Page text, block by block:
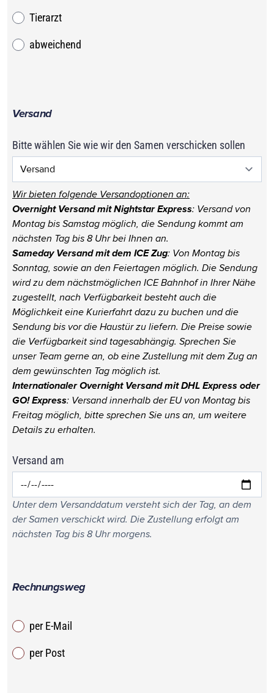
Tierarzt
abweichend
Versand
Bitte wählen Sie wie wir den Samen verschicken sollen
Wir bieten folgende Versandoptionen an:
Overnight Versand mit Nightstar Express: Versand von
Montag bis Samstag möglich, die Sendung kommt am
nächsten Tag bis 8 Uhr bei Ihnen an.
Sameday Versand mit dem ICE Zug: Von Montag bis
Sonntag, sowie an den Feiertagen möglich. Die Sendung
wird zu dem nächstmöglichen ICE Bahnhof in Ihrer Nähe
zugestellt, nach Verfügbarkeit besteht auch die
Möglichkeit eine Kurierfahrt dazu zu buchen und die
Sendung bis vor die Haustür zu liefern. Die Preise sowie
die Verfügbarkeit sind tagesabhängig. Sprechen Sie
unser Team gerne an, ob eine Zustellung mit dem Zug an
dem gewünschten Tag möglich ist.
Internationaler Overnight Versand mit DHL Express oder
GO! Express: Versand innerhalb der EU von Montag bis
Freitag möglich, bitte sprechen Sie uns an, um weitere
Details zu erhalten.
Versand am
Unter dem Versanddatum versteht sich der Tag, an dem
der Samen verschickt wird. Die Zustellung erfolgt am
nächsten Tag bis 8 Uhr morgens.
Rechnungsweg
per E-Mail
per Post